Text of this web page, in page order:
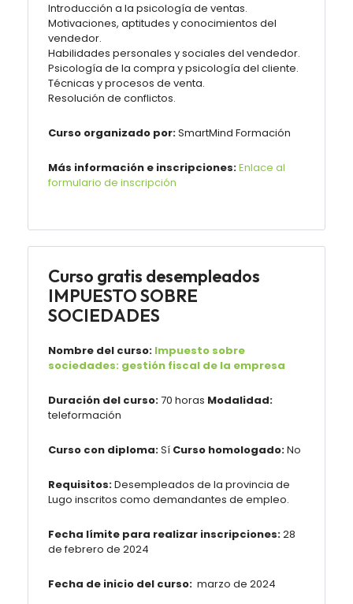
Introducción a la psicología de ventas.
Motivaciones, aptitudes y conocimientos del
vendedor.
Habilidades personales y sociales del vendedor.
Psicología de la compra y psicología del cliente.
Técnicas y procesos de venta.
Resolución de conflictos.
Curso organizado por:SmartMind Formación
Más información e inscripciones:Enlace al
formulario de inscripción
Curso gratis desempleados
IMPUESTO SOBRE
SOCIEDADES
Nombre del curso: Impuesto sobre
sociedades: gestión fiscal de la empresa
Duración del curso:70 horas Modalidad:
teleformación
Curso con diploma:Sí Curso homologado:No
Requisitos:Desempleados de la provincia de
Lugo inscritos como demandantes de empleo.
Fecha límite para realizar inscripciones:28
de febrero de 2024
Fecha de inicio del curso: marzo de 2024